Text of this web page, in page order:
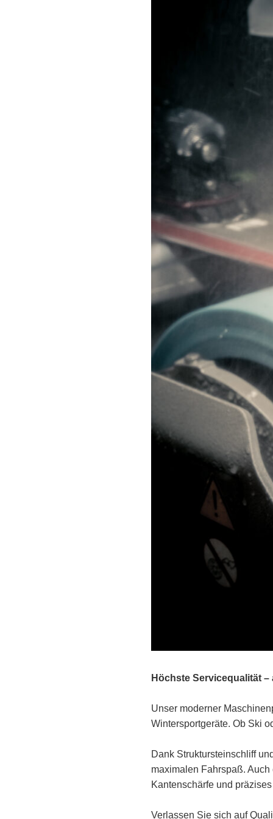
Höchste Servicequalität
Unser moderner
Wintersportgeräte. Ob Ski
Dank Struktursteinschliff
maximalen Fahrspaß.
Kantenschärfe und
Verlassen Sie sich auf